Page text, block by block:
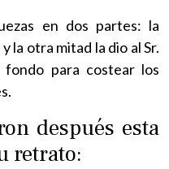
en dos partes: la
la otra mitad la dio al Sr.
para costear los
después esta
retrato: